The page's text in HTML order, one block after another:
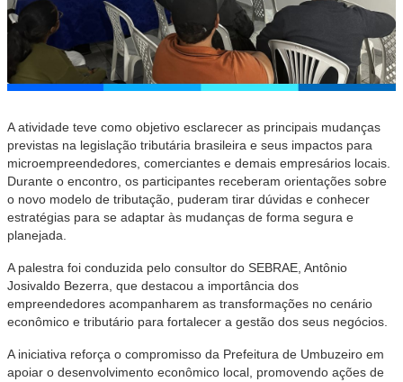
A atividade teve como objetivo esclarecer as principais mudanças
previstas na legislação tributária brasileira e seus impactos para
microempreendedores, comerciantes e demais empresários locais.
Durante o encontro, os participantes receberam orientações sobre
o novo modelo de tributação, puderam tirar dúvidas e conhecer
estratégias para se adaptar às mudanças de forma segura e
planejada.
A palestra foi conduzida pelo consultor do SEBRAE, Antônio
Josivaldo Bezerra, que destacou a importância dos
empreendedores acompanharem as transformações no cenário
econômico e tributário para fortalecer a gestão dos seus negócios.
A iniciativa reforça o compromisso da Prefeitura de Umbuzeiro em
apoiar o desenvolvimento econômico local, promovendo ações de